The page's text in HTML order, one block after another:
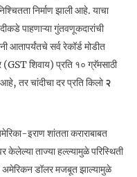
निर्माण झाली आहे. याचा
पाहणाऱ्या गुंतवणूकदारांची
आतापर्यंतचे सर्व रेकॉर्ड मोडीत
शिवाय) प्रति १० ग्रॅमसाठी
तर चांदीचा दर प्रति किलो२
इराण शांतता कराराबाबत
ताज्या हल्ल्यामुळे परिस्थिती
अमेरिकन डॉलर मजबूत झाल्यामुळे